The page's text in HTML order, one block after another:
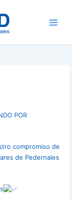
POR
compromiso de
de Pedernales